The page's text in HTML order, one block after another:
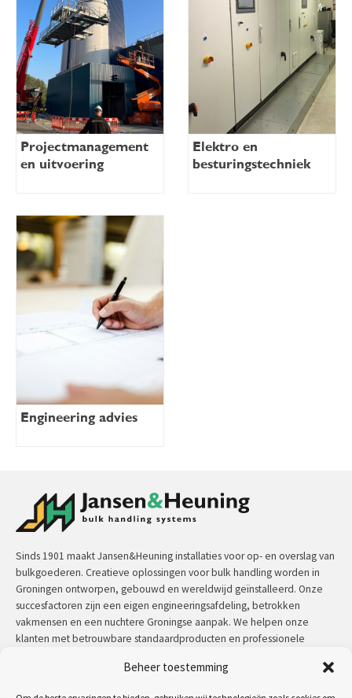
Beheer toestemming
Projectmanagement
en uitvoering
Elektro en
besturingstechniek
Engineering advies
Sinds 1901 maakt Jansen&Heuning installaties voor op- en overslag van
bulkgoederen. Creatieve oplossingen voor bulk handling worden in
Groningen ontworpen, gebouwd en wereldwijd geïnstalleerd. Onze
succesfactoren zijn een eigen engineeringsafdeling, betrokken
vakmensen en een nuchtere Groningse aanpak. We helpen onze
klanten met betrouwbare standaardproducten en professionele